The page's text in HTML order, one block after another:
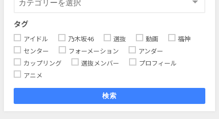
タグ
アイドル 乃木坂46 選抜 動画
福神
センター
フォーメーション
アンダー
カップリング
選抜メンバー
プロフィール
アニメ
検索